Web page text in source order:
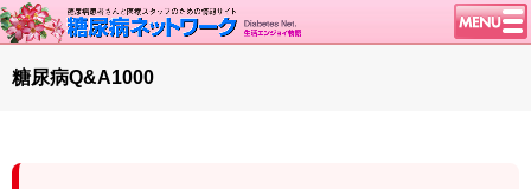
トップページ
糖尿病Q&A1000